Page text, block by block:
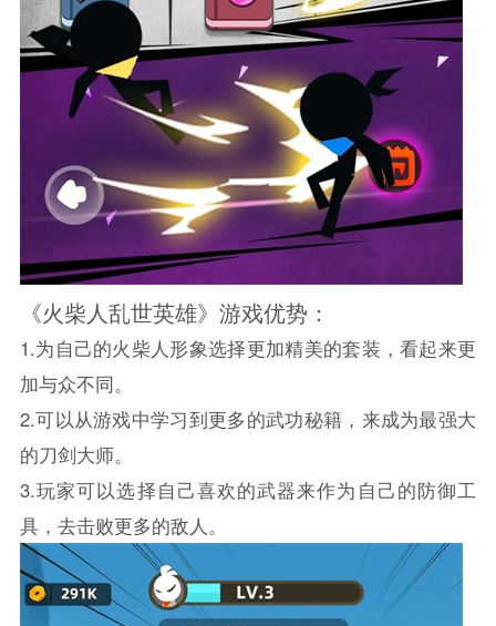
《火柴人乱世英雄》游戏优势：
1.为自己的火柴人形象选择更加精美的套装，看起来更
加与众不同。
2.可以从游戏中学习到更多的武功秘籍，来成为最强大
的刀剑大师。
3.玩家可以选择自己喜欢的武器来作为自己的防御工
具，去击败更多的敌人。